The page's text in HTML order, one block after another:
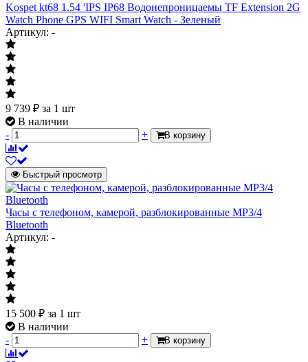
Kospet kt68 1.54 'IPS IP68 Водонепроницаемы TF Extension 2G
Watch Phone GPS WIFI Smart Watch - Зеленый
Артикул: -
9 739 ₽ за 1 шт
В наличии
-
+ В корзину
Быстрый просмотр
Часы с телефоном, камерой, разблокированные MP3/4
Bluetooth
Артикул: -
15 500 ₽ за 1 шт
В наличии
-
+ В корзину